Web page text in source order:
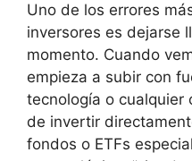
Uno de los errores
inversores es dejarse
momento. Cuando
empieza a subir con
tecnología o
de invertir
fondos o ETFs